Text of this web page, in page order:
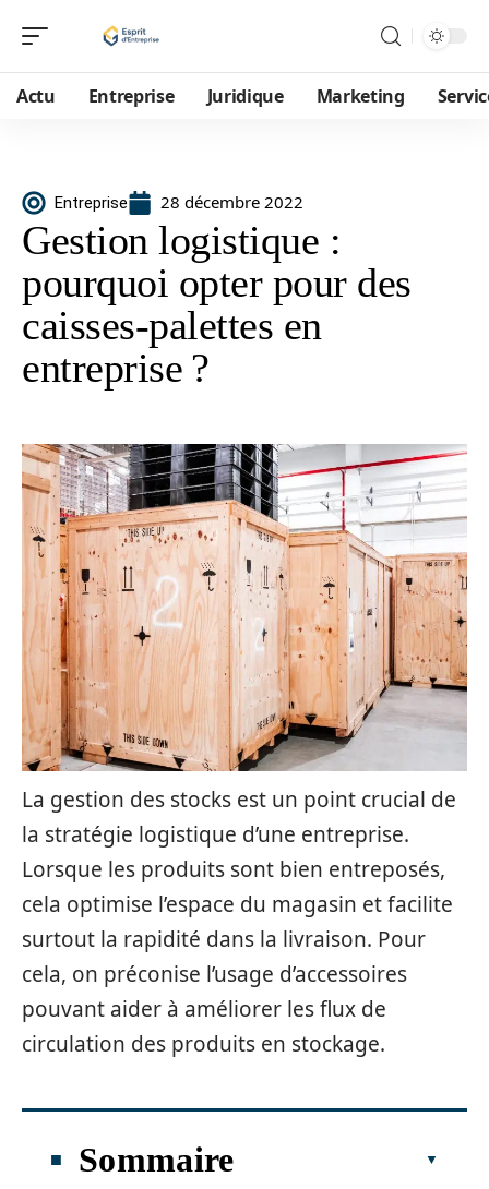
Actu Entreprise Juridique Marketing
Entreprise 28 décembre 2022
Gestion logistique :
pourquoi opter pour des
caisses-palettes en
entreprise ?
La gestion des stocks est un point crucial de
la stratégie logistique d’une entreprise.
Lorsque les produits sont bien entreposés,
cela optimise l’espace du magasin et facilite
surtout la rapidité dans la livraison. Pour
cela, on préconise l’usage d’accessoires
pouvant aider à améliorer les flux de
circulation des produits en stockage.
Sommaire